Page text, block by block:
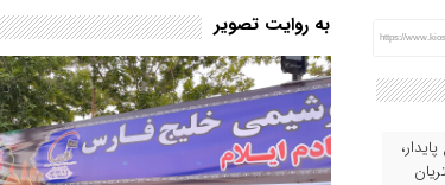
https:// به روایت تصویر